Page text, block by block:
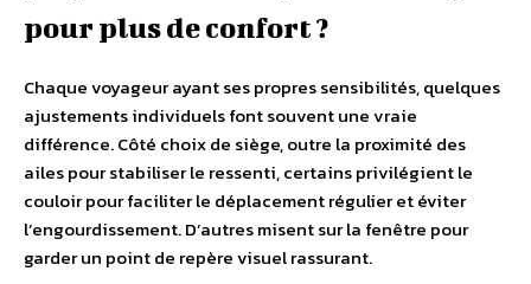
pour plus de confort ?
Chaque voyageur ayant ses propres sensibilités, quelques
ajustements individuels font souvent une vraie
différence. Côté choix de siège, outre la proximité des
ailes pour stabiliser le ressenti, certains privilégient le
couloir pour faciliter le déplacement régulier et éviter
l’engourdissement. D’autres misent sur la fenêtre pour
garder un point de repère visuel rassurant.